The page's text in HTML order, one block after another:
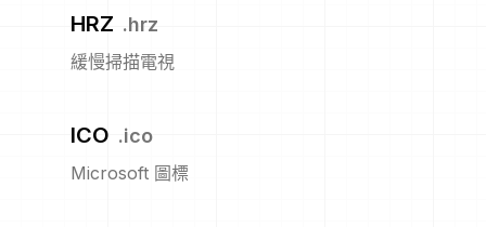
HRZ .hrz
緩慢掃描電視
ICO .ico
Microsoft 圖標